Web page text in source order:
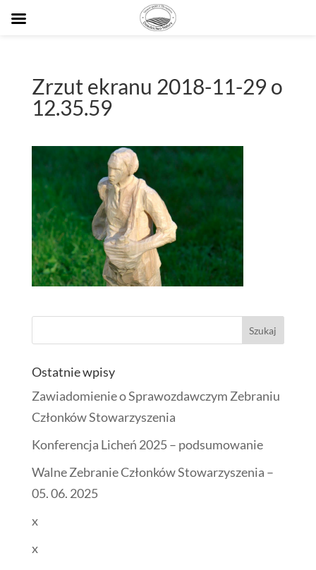
Zrzut ekranu 2018-11-29 o
12.35.59
Ostatnie wpisy
Zawiadomienie o Sprawozdawczym Zebraniu
Członków Stowarzyszenia
Konferencja Licheń 2025 – podsumowanie
Walne Zebranie Członków Stowarzyszenia –
05. 06. 2025
x
x